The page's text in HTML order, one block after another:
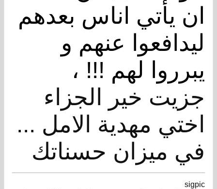
ان يأتي اناس بعدهم
ليدافعوا عنهم و
يبرروا لهم !!! ،
جزيت خير الجزاء
اختي مهدية الامل ...
في ميزان حسناتك
sigpic